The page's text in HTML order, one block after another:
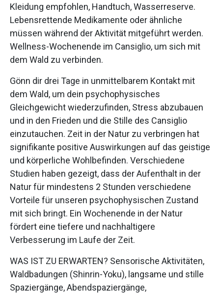
Kleidung empfohlen, Handtuch, Wasserreserve.
Lebensrettende Medikamente oder ähnliche
müssen während der Aktivität mitgeführt werden.
Wellness-Wochenende im Cansiglio, um sich mit
dem Wald zu verbinden.
Gönn dir drei Tage in unmittelbarem Kontakt mit
dem Wald, um dein psychophysisches
Gleichgewicht wiederzufinden, Stress abzubauen
und in den Frieden und die Stille des Cansiglio
einzutauchen. Zeit in der Natur zu verbringen hat
signifikante positive Auswirkungen auf das geistige
und körperliche Wohlbefinden. Verschiedene
Studien haben gezeigt, dass der Aufenthalt in der
Natur für mindestens 2 Stunden verschiedene
Vorteile für unseren psychophysischen Zustand
mit sich bringt. Ein Wochenende in der Natur
fördert eine tiefere und nachhaltigere
Verbesserung im Laufe der Zeit.
WAS IST ZU ERWARTEN? Sensorische Aktivitäten,
Waldbadungen (Shinrin-Yoku), langsame und stille
Spaziergänge, Abendspaziergänge,